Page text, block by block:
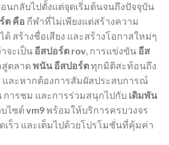
นกลับไปตั้งแต่จุดเริ่มต้นจนถึงปัจจุบัน
ต คือ กีฬาที่ไม่เพียงแต่สร้างความ
ด้ สร้างชื่อเสียง และสร้างโอกาสใหม่ๆ
จะเป็น อีสปอร์ต rov, การแข่งขัน อีส
สู่ตลาด พนัน อีสปอร์ตทุกมิติสะท้อนถึง
และหากต้องการสัมผัสประสบการณ์
การชม และการร่วมสนุกไปกับ เดิมพัน
ไซต์vm9พร้อมให้บริการครบวงจร
เร็ว และเต็มไปด้วยโปรโมชั่นที่คุ้มค่า